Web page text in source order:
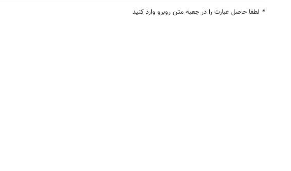
* لطفا حاصل عبارت را در جعبه متن روبرو وارد کنید